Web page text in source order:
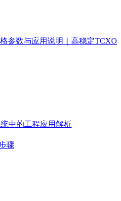
参数与应用说明｜高稳定TCXO
中的工程应用解析
骤